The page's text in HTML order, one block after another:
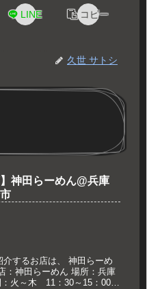
LINE コピー
久世 サトシ
】神田らーめん@兵庫
するお店は、 神田らーめ
：神田らーめん 場所：兵庫
：火～木 11：30～15：00